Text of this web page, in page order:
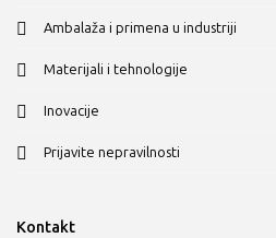
Ambalaža i primena u industriji
Materijali i tehnologije
Inovacije
Prijavite nepravilnosti
Kontakt